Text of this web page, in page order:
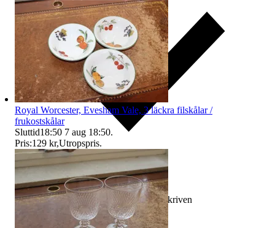
Ersättning om varan inte är som beskriven
Royal Worcester, Evesham Vale, 3 läckra filskålar /
frukostskålar
Sluttid18:50 7 aug 18:50.
Pris:129 kr,Utropspris.